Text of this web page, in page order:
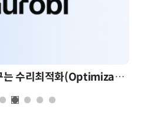
AI 시대의 의사결정을 바꾸는 수리최적화(Optimization): 실제 산업 적용 사례와 활용 전략